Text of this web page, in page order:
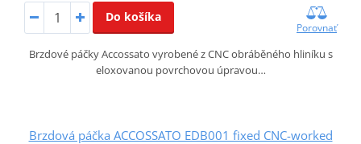
Do košíka
Porovnať
Brzdové páčky Accossato vyrobené z CNC obráběného hliníku s
eloxovanou povrchovou úpravou…
Brzdová páčka ACCOSSATO EDB001 fixed CNC-worked